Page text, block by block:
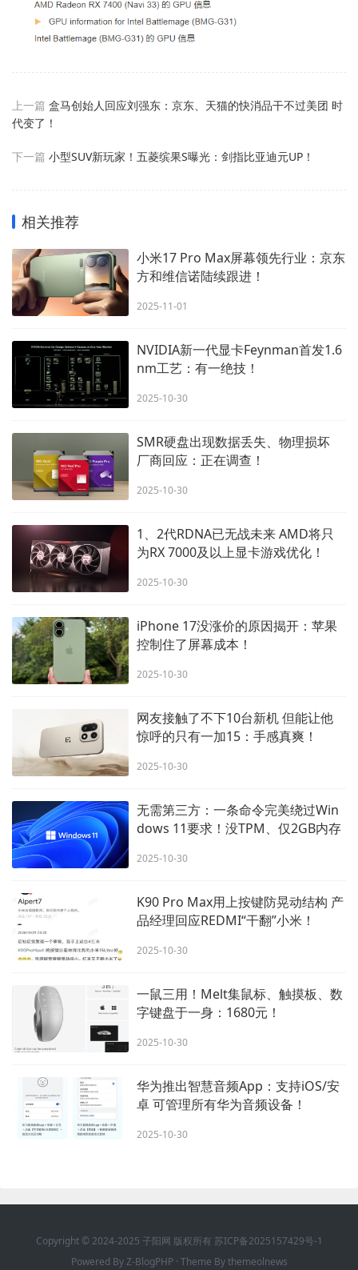
上一篇 盒马创始人回应刘强东：京东、天猫的快消品干不过美团 时
代变了！
下一篇 小型SUV新玩家！五菱缤果S曝光：剑指比亚迪元UP！
相关推荐
小米17 Pro Max屏幕领先行业：京东
方和维信诺陆续跟进！
2025-11-01
NVIDIA新一代显卡Feynman首发1.6
nm工艺：有一绝技！
2025-10-30
SMR硬盘出现数据丢失、物理损坏
厂商回应：正在调查！
2025-10-30
1、2代RDNA已无战未来 AMD将只
为RX 7000及以上显卡游戏优化！
2025-10-30
iPhone 17没涨价的原因揭开：苹果
控制住了屏幕成本！
2025-10-30
网友接触了不下10台新机 但能让他
惊呼的只有一加15：手感真爽！
2025-10-30
无需第三方：一条命令完美绕过Win
dows 11要求！没TPM、仅2GB内存
2025-10-30
K90 Pro Max用上按键防晃动结构 产
品经理回应REDMI“干翻”小米！
2025-10-30
一鼠三用！Melt集鼠标、触摸板、数
字键盘于一身：1680元！
2025-10-30
华为推出智慧音频App：支持iOS/安
卓 可管理所有华为音频设备！
2025-10-30
Copyright © 2024-2025 子阳网 版权所有 苏ICP备2025157429号-1
Powered ByZ-BlogPHP· Theme Bythemeolnews